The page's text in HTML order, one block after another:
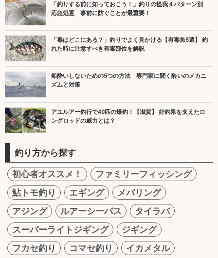
「釣りする前に知っておこう！」釣りの怪我４パターン別
応急処置 事前に防ぐことが最重要！
「毒はどこにある？」釣りでよく見かける【有毒魚5選】 釣
れた時に注意すべき有毒部位を解説
船酔いしないための5つの方法 専門家に聞く酔いのメカニ
ズムと対策
アユルアー釣行で40匹の爆釣！【滋賀】 好釣果を支えたロ
ングロッドの威力とは？
釣り方から探す
初心者オススメ！
ファミリーフィッシング
鮎トモ釣り
エギング
メバリング
アジング
ルアーシーバス
タイラバ
スーパーライトジギング
ジギング
フカセ釣り
コマセ釣り
イカメタル